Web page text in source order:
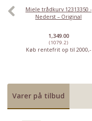
Miele trådkurv 12313350 -
Nederst – Original
1,349.00
(1079.2)
Køb rentefrit op til 2000,-
Varer på tilbud